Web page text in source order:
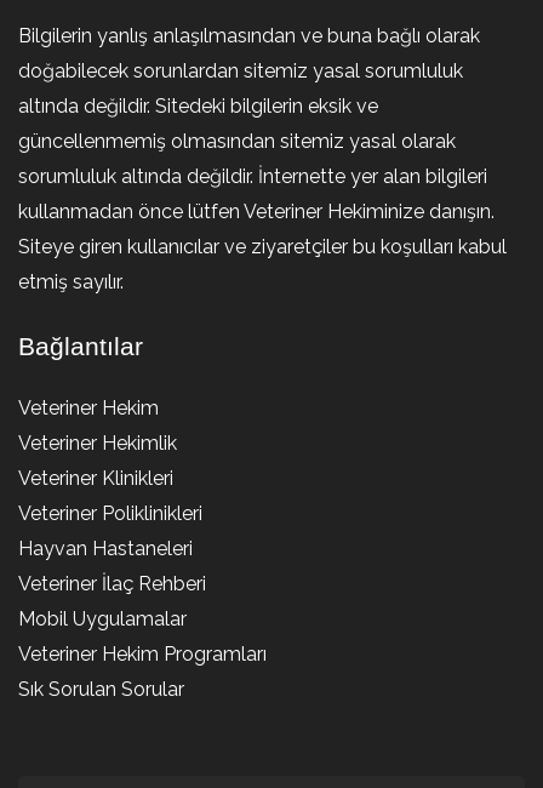
Bilgilerin yanlış anlaşılmasından ve buna bağlı olarak
doğabilecek sorunlardan sitemiz yasal sorumluluk
altında değildir. Sitedeki bilgilerin eksik ve
güncellenmemiş olmasından sitemiz yasal olarak
sorumluluk altında değildir. İnternette yer alan bilgileri
kullanmadan önce lütfen Veteriner Hekiminize danışın.
Siteye giren kullanıcılar ve ziyaretçiler bu koşulları kabul
etmiş sayılır.
Bağlantılar
Veteriner Hekim
Veteriner Hekimlik
Veteriner Klinikleri
Veteriner Poliklinikleri
Hayvan Hastaneleri
Veteriner İlaç Rehberi
Mobil Uygulamalar
Veteriner Hekim Programları
Sık Sorulan Sorular